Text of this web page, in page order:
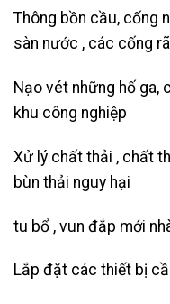
Thông bồn cầu, cống
sàn nước , các cống
Nạo vét những hố ga,
khu công nghiệp
Xử lý chất thải , chất
bùn thải nguy hại
tu bổ , vun đắp mới
Lắp đặt các thiết bị